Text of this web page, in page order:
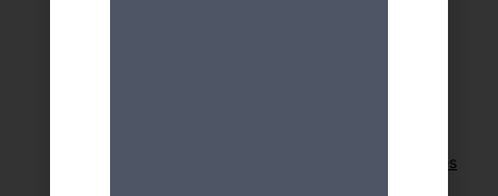
Retour aux activités